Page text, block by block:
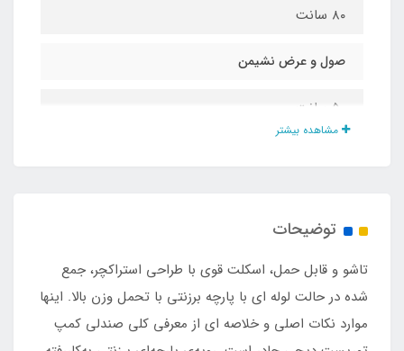
۸۰ سانت
صول و عرض نشیمن
۵۰ سانت
۹۰ در ۲۵ سانت
مشاهده بیشتر
توضیحات
تاشو و قابل حمل، اسکلت قوی با طراحی استراکچر، جمع
شده در حالت لوله ای با پارچه برزنتی با تحمل وزن بالا. اینها
موارد نکات اصلی و خلاصه ای از معرفی کلی صندلی کمپ